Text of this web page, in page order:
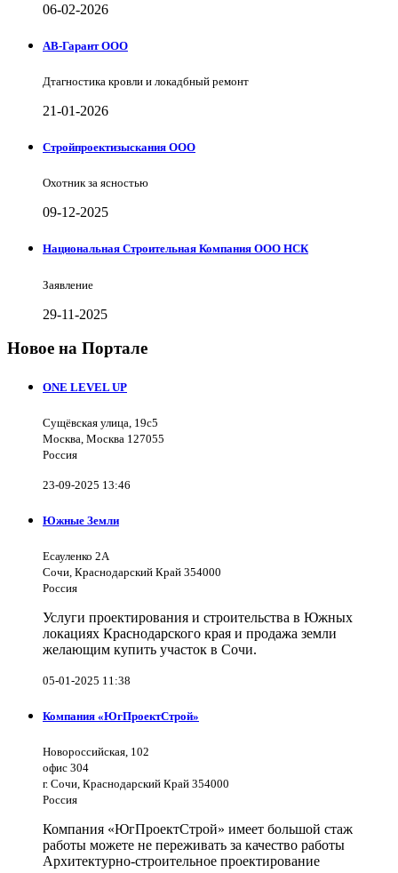
06-02-2026
АВ-Гарант ООО
Дтагностика кровли и локадбный ремонт
21-01-2026
Стройпроектизыскания ООО
Охотник за ясностью
09-12-2025
Национальная Строительная Компания ООО НСК
Заявление
29-11-2025
Новое на Портале
ONE LEVEL UP
Сущёвская улица, 19с5
Москва, Москва 127055
Россия
23-09-2025 13:46
Южные Земли
Есауленко 2А
Сочи, Краснодарский Край 354000
Россия
Услуги проектирования и строительства в Южных
локациях Краснодарского края и продажа земли
желающим купить участок в Сочи.
05-01-2025 11:38
Компания «ЮгПроектСтрой»
Новороссийская, 102
офис 304
г. Сочи, Краснодарский Край 354000
Россия
Компания «ЮгПроектСтрой» имеет большой стаж
работы можете не переживать за качество работы
Архитектурно-строительное проектирование